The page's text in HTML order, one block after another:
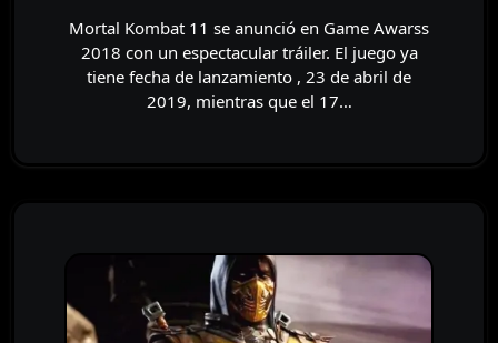
Mortal Kombat 11 se anunció en Game Awarss
2018 con un espectacular tráiler. El juego ya
tiene fecha de lanzamiento , 23 de abril de
2019, mientras que el 17…